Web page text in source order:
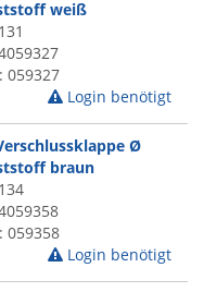
weiß
059327
Login benötigt
Ø
braun
059358
Login benötigt